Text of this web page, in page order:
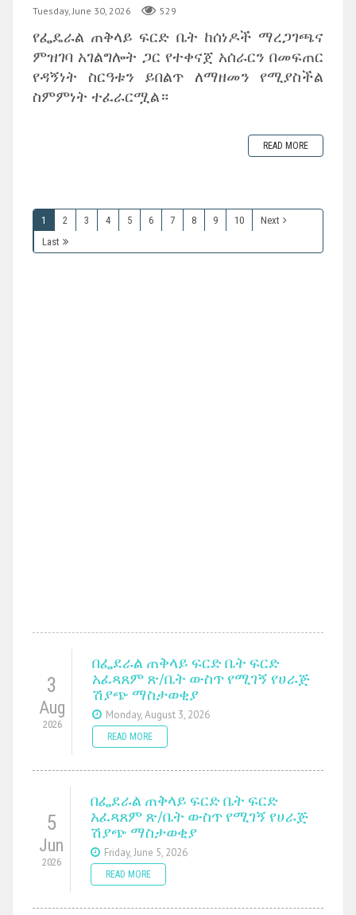
Tuesday, June 30, 2026 529
‎የፌዴራል ጠቅላይ ፍርድ ቤት ከሰነዶች ማረጋገጫና
ምዝገባ አገልግሎት ጋር የተቀናጀ አሰራርን በመፍጠር
የዳኝነት ስርዓቱን ይበልጥ ለማዘመን የሚያስችል
ስምምነት ተፈራርሟል።
READ MORE
1 2 3 4 5 6 7 8 9 10
Next
Last
3
Aug
2026
በፌደራል ጠቅላይ ፍርድ ቤት ፍርድ
አፈጻጸም ጽ/ቤት ውስጥ የሚገኝ የሀራጅ
ሽያጭ ማስታወቂያ
Monday, August 3, 2026
READ MORE
5
Jun
2026
በፌደራል ጠቅላይ ፍርድ ቤት ፍርድ
አፈጻጸም ጽ/ቤት ውስጥ የሚገኝ የሀራጅ
ሽያጭ ማስታወቂያ
Friday, June 5, 2026
READ MORE